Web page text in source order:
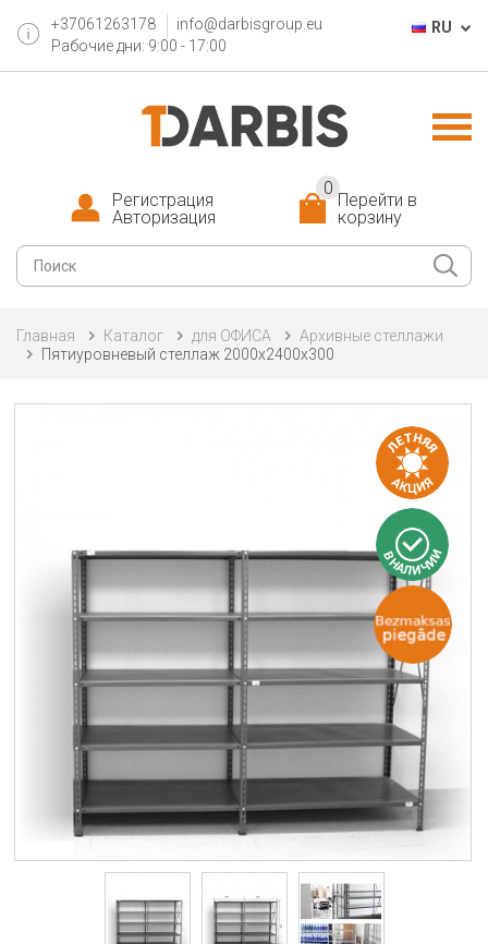
+37061263178
info@darbisgroup.eu
Рабочие дни: 9:00 - 17:00
RU
Перейти в
корзину
0
Регистрация
Авторизация
Главная Каталог для ОФИСА
Архивные стеллажи
Пятиуровневый стеллаж 2000x2400x300